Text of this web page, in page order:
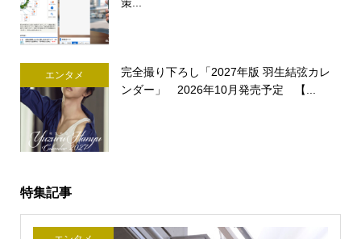
エンタメ
完全撮り下ろし「2027年版 羽生結弦カレ
ンダー」 2026年10月発売予定 【...
特集記事